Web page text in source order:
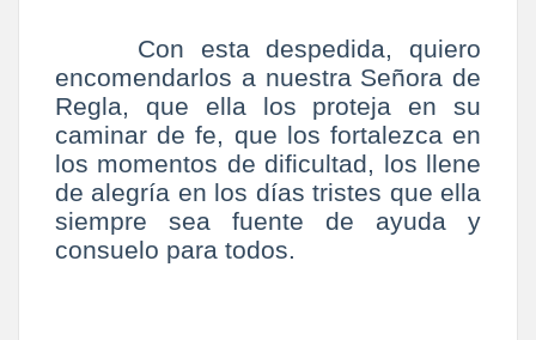
Con esta despedida, quiero
encomendarlos a nuestra Señora de
Regla, que ella los proteja en su
caminar de fe, que los fortalezca en
los momentos de dificultad, los llene
de alegría en los días tristes que ella
siempre sea fuente de ayuda y
consuelo para todos.